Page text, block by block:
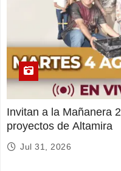
Invitan a la Mañanera
proyectos de Altamira
Jul 31, 2026